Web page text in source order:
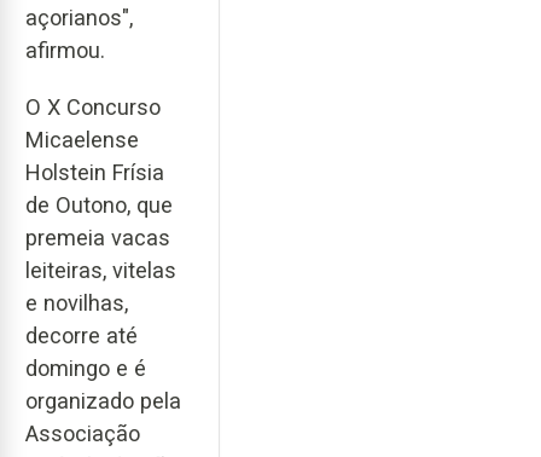
açorianos",
afirmou.
O X Concurso
Micaelense
Holstein Frísia
de Outono, que
premeia vacas
leiteiras, vitelas
e novilhas,
decorre até
domingo e é
organizado pela
Associação